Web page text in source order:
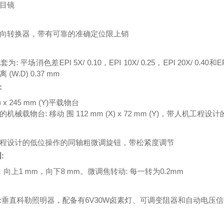
镜
转换器，带有可靠的准确定位限上销
为: 平场消色差EPI 5X/ 0.10，EPI 10X/ 0.25，EPI 20X/ 0.40和
(W.D) 0.37 mm
x 245 mm (Y)平载物台
机械载物台: 移动 围 112 mm (X) x 72 mm (Y)，带人机工程设计
设计的低位操作的同轴粗微调旋钮，带松紧度调节
:
向上1 mm，向下8 mm。微调焦转动: 每一转为0.2mm
直科勒照明器，配备有6V30W卤素灯、可调变阻器和自动电压